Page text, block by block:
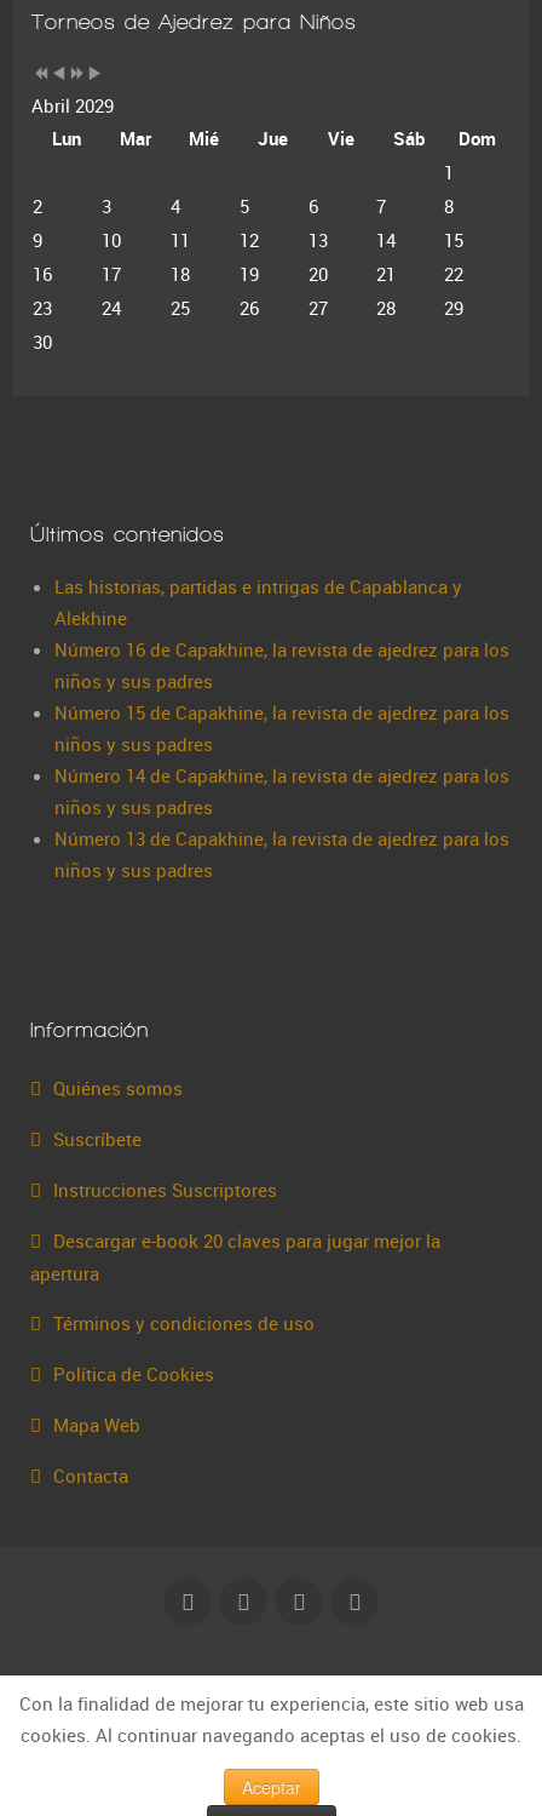
Torneos de Ajedrez para Niños
Abril 2029
Lun
Mar Mié Jue Vie Sáb
Dom
1
2
3 4 5 6 7
8
9
10 11 12 13 14
15
16
17 18 19 20 21
22
23
24 25 26 27 28
29
30
Últimos contenidos
Las historias, partidas e intrigas de Capablanca y
Alekhine
Número 16 de Capakhine, la revista de ajedrez para los
niños y sus padres
Número 15 de Capakhine, la revista de ajedrez para los
niños y sus padres
Número 14 de Capakhine, la revista de ajedrez para los
niños y sus padres
Número 13 de Capakhine, la revista de ajedrez para los
niños y sus padres
Información
Quiénes somos
Suscríbete
Instrucciones Suscriptores
Descargar e-book 20 claves para jugar mejor la
apertura
Términos y condiciones de uso
Política de Cookies
Mapa Web
Contacta
© Capakhine 2025 | capakhine@gmail.com
Con la finalidad de mejorar tu experiencia, este sitio web usa
cookies. Al continuar navegando aceptas el uso de cookies.
Aceptar